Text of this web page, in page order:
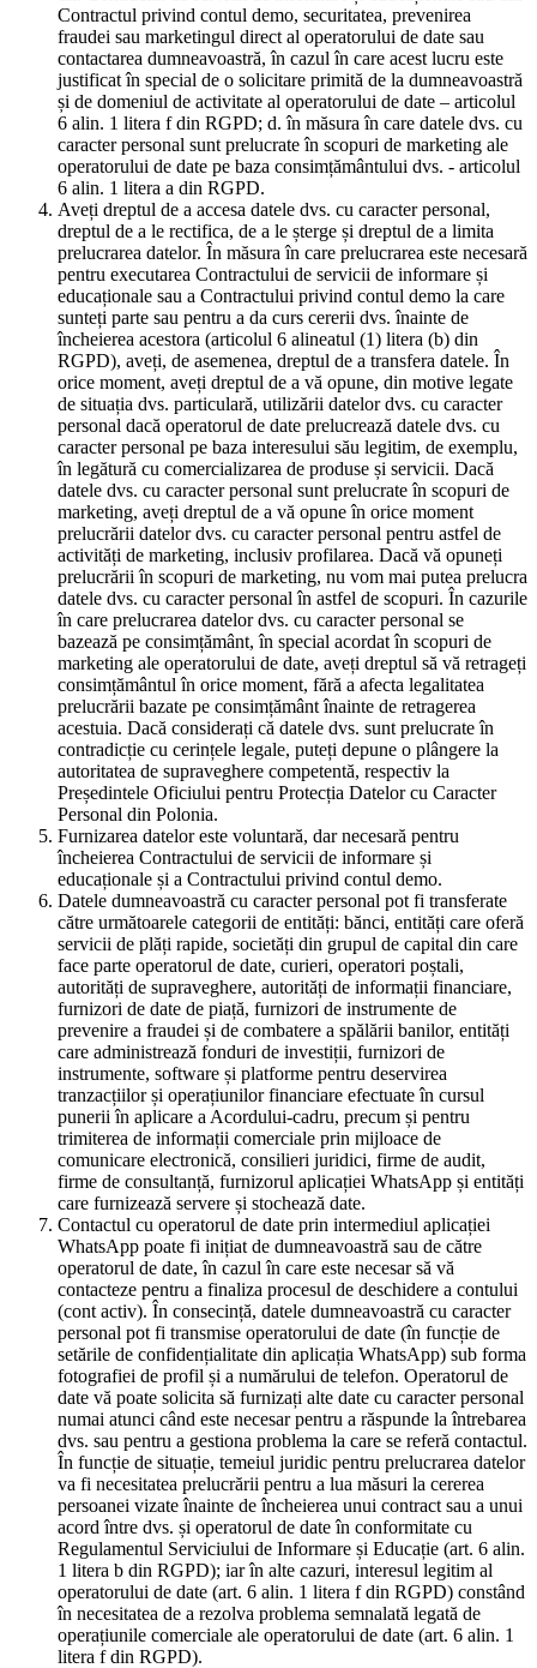
Contractul privind contul demo, securitatea, prevenirea
fraudei sau marketingul direct al operatorului de date sau
contactarea dumneavoastră, în cazul în care acest lucru este
justificat în special de o solicitare primită de la dumneavoastră
și de domeniul de activitate al operatorului de date – articolul
6 alin. 1 litera f din RGPD; d. în măsura în care datele dvs. cu
caracter personal sunt prelucrate în scopuri de marketing ale
operatorului de date pe baza consimțământului dvs. - articolul
6 alin. 1 litera a din RGPD.
Aveți dreptul de a accesa datele dvs. cu caracter personal,
dreptul de a le rectifica, de a le șterge și dreptul de a limita
prelucrarea datelor. În măsura în care prelucrarea este necesară
pentru executarea Contractului de servicii de informare și
educaționale sau a Contractului privind contul demo la care
sunteți parte sau pentru a da curs cererii dvs. înainte de
încheierea acestora (articolul 6 alineatul (1) litera (b) din
RGPD), aveți, de asemenea, dreptul de a transfera datele. În
orice moment, aveți dreptul de a vă opune, din motive legate
de situația dvs. particulară, utilizării datelor dvs. cu caracter
personal dacă operatorul de date prelucrează datele dvs. cu
caracter personal pe baza interesului său legitim, de exemplu,
în legătură cu comercializarea de produse și servicii. Dacă
datele dvs. cu caracter personal sunt prelucrate în scopuri de
marketing, aveți dreptul de a vă opune în orice moment
prelucrării datelor dvs. cu caracter personal pentru astfel de
activități de marketing, inclusiv profilarea. Dacă vă opuneți
prelucrării în scopuri de marketing, nu vom mai putea prelucra
datele dvs. cu caracter personal în astfel de scopuri. În cazurile
în care prelucrarea datelor dvs. cu caracter personal se
bazează pe consimțământ, în special acordat în scopuri de
marketing ale operatorului de date, aveți dreptul să vă retrageți
consimțământul în orice moment, fără a afecta legalitatea
prelucrării bazate pe consimțământ înainte de retragerea
acestuia. Dacă considerați că datele dvs. sunt prelucrate în
contradicție cu cerințele legale, puteți depune o plângere la
autoritatea de supraveghere competentă, respectiv la
Președintele Oficiului pentru Protecția Datelor cu Caracter
Personal din Polonia.
Furnizarea datelor este voluntară, dar necesară pentru
încheierea Contractului de servicii de informare și
educaționale și a Contractului privind contul demo.
Datele dumneavoastră cu caracter personal pot fi transferate
către următoarele categorii de entități: bănci, entități care oferă
servicii de plăți rapide, societăți din grupul de capital din care
face parte operatorul de date, curieri, operatori poștali,
autorități de supraveghere, autorități de informații financiare,
furnizori de date de piață, furnizori de instrumente de
prevenire a fraudei și de combatere a spălării banilor, entități
care administrează fonduri de investiții, furnizori de
instrumente, software și platforme pentru deservirea
tranzacțiilor și operațiunilor financiare efectuate în cursul
punerii în aplicare a Acordului-cadru, precum și pentru
trimiterea de informații comerciale prin mijloace de
comunicare electronică, consilieri juridici, firme de audit,
firme de consultanță, furnizorul aplicației WhatsApp și entități
care furnizează servere și stochează date.
Contactul cu operatorul de date prin intermediul aplicației
WhatsApp poate fi inițiat de dumneavoastră sau de către
operatorul de date, în cazul în care este necesar să vă
contacteze pentru a finaliza procesul de deschidere a contului
(cont activ). În consecință, datele dumneavoastră cu caracter
personal pot fi transmise operatorului de date (în funcție de
setările de confidențialitate din aplicația WhatsApp) sub forma
fotografiei de profil și a numărului de telefon. Operatorul de
date vă poate solicita să furnizați alte date cu caracter personal
numai atunci când este necesar pentru a răspunde la întrebarea
dvs. sau pentru a gestiona problema la care se referă contactul.
În funcție de situație, temeiul juridic pentru prelucrarea datelor
va fi necesitatea prelucrării pentru a lua măsuri la cererea
persoanei vizate înainte de încheierea unui contract sau a unui
acord între dvs. și operatorul de date în conformitate cu
Regulamentul Serviciului de Informare și Educație (art. 6 alin.
1 litera b din RGPD); iar în alte cazuri, interesul legitim al
operatorului de date (art. 6 alin. 1 litera f din RGPD) constând
în necesitatea de a rezolva problema semnalată legată de
operațiunile comerciale ale operatorului de date (art. 6 alin. 1
litera f din RGPD).